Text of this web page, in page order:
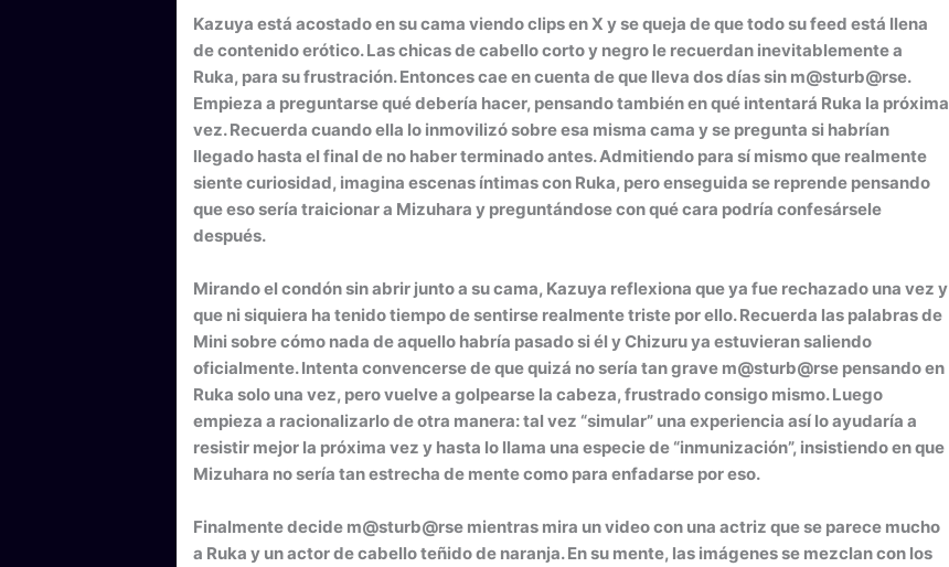
Kazuya está acostado en su cama viendo clips en X y se queja de que todo su feed está llena
de contenido erótico. Las chicas de cabello corto y negro le recuerdan inevitablemente a
Ruka, para su frustración. Entonces cae en cuenta de que lleva dos días sin m@sturb@rse.
Empieza a preguntarse qué debería hacer, pensando también en qué intentará Ruka la próxima
vez. Recuerda cuando ella lo inmovilizó sobre esa misma cama y se pregunta si habrían
llegado hasta el final de no haber terminado antes. Admitiendo para sí mismo que realmente
siente curiosidad, imagina escenas íntimas con Ruka, pero enseguida se reprende pensando
que eso sería traicionar a Mizuhara y preguntándose con qué cara podría confesársele
después.
Mirando el condón sin abrir junto a su cama, Kazuya reflexiona que ya fue rechazado una vez y
que ni siquiera ha tenido tiempo de sentirse realmente triste por ello. Recuerda las palabras de
Mini sobre cómo nada de aquello habría pasado si él y Chizuru ya estuvieran saliendo
oficialmente. Intenta convencerse de que quizá no sería tan grave m@sturb@rse pensando en
Ruka solo una vez, pero vuelve a golpearse la cabeza, frustrado consigo mismo. Luego
empieza a racionalizarlo de otra manera: tal vez “simular” una experiencia así lo ayudaría a
resistir mejor la próxima vez y hasta lo llama una especie de “inmunización”, insistiendo en que
Mizuhara no sería tan estrecha de mente como para enfadarse por eso.
Finalmente decide m@sturb@rse mientras mira un video con una actriz que se parece mucho
a Ruka y un actor de cabello teñido de naranja. En su mente, las imágenes se mezclan con los